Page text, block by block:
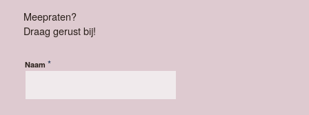
Meepraten?
Draag gerust bij!
Naam *